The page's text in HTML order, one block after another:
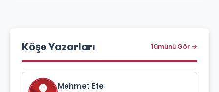
Köşe Yazarları Tümünü Gör →
Mehmet Efe